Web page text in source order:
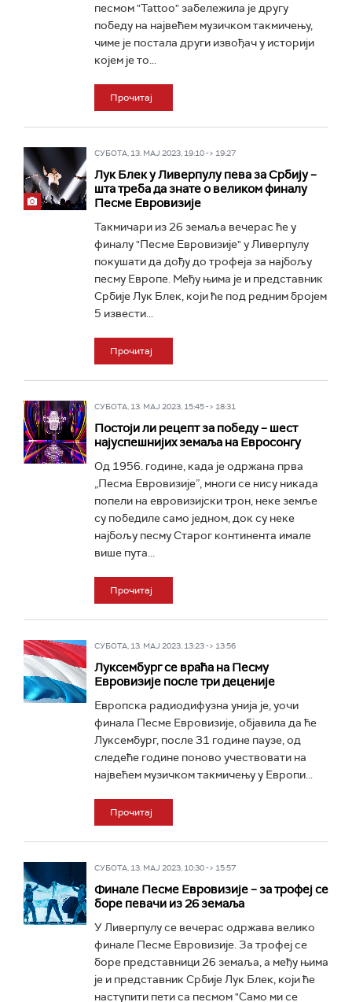
песмом "Tattoo" забележила је другу
победу на највећем музичком такмичењу,
чиме је постала други извођач у историји
којем је то...
Прочитај
СУБОТА, 13. МАЈ 2023, 19:10 -> 19:27
Лук Блек у Ливерпулу пева за Србију –
шта треба да знате о великом финалу
Песме Евровизије
Такмичари из 26 земаља вечерас ће у
финалу "Песме Евровизије" у Ливерпулу
покушати да дођу до трофеја за најбољу
песму Европе. Међу њима је и представник
Србије Лук Блек, који ће под редним бројем
5 извести...
Прочитај
СУБОТА, 13. МАЈ 2023, 15:45 -> 18:31
Постоји ли рецепт за победу – шест
најуспешнијих земаља на Евросонгу
Од 1956. године, када је одржана прва
„Песма Евровизије”, многи се нису никада
попели на евровизијски трон, неке земље
су победиле само једном, док су неке
најбољу песму Старог континента имале
више пута...
Прочитај
СУБОТА, 13. МАЈ 2023, 13:23 -> 13:56
Луксембург се враћа на Песму
Евровизије после три деценије
Европска радиодифузна унија је, уочи
финала Песме Евровизије, објавила да ће
Луксембург, после 31 године паузе, од
следеће године поново учествовати на
највећем музичком такмичењу у Европи...
Прочитај
СУБОТА, 13. МАЈ 2023, 10:30 -> 15:57
Финале Песме Евровизије – за трофеј се
боре певачи из 26 земаља
У Ливерпулу се вечерас одржава велико
финале Песме Евровизије. За трофеј се
боре представници 26 земаља, а међу њима
је и представник Србије Лук Блек, који ће
наступити пети са песмом "Само ми се